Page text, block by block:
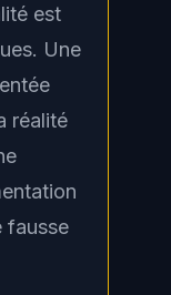
est
Une
réalité
fausse